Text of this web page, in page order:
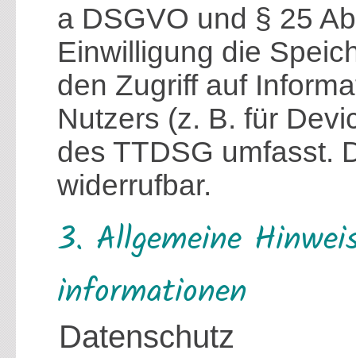
a DSGVO und § 25
Einwilligung die
den Zugriff auf
Nutzers (z. B. für
des TTDSG umfasst.
widerrufbar.
3. Allgemeine
informationen
Datenschutz